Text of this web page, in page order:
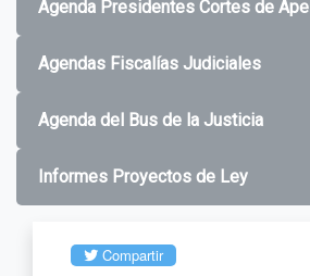
Agenda Presidentes Cortes de
Agendas Fiscalías Judiciales
Agenda del Bus de la Justicia
Informes Proyectos de Ley
Compartir